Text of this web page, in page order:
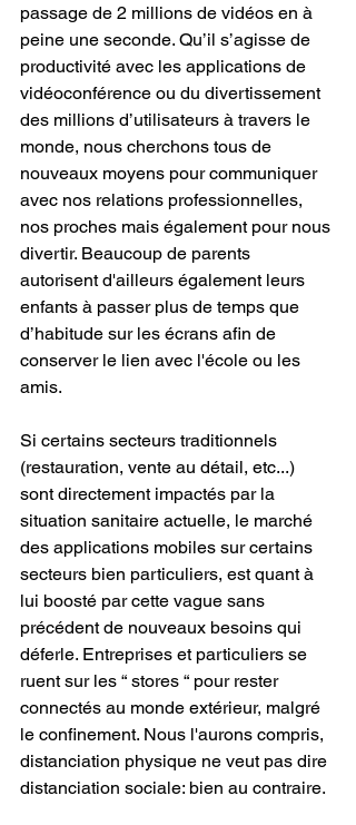
passage de 2 millions de vidéos en à
peine une seconde. Qu’il s’agisse de
productivité avec les applications de
vidéoconférence ou du divertissement
des millions d’utilisateurs à travers le
monde, nous cherchons tous de
nouveaux moyens pour communiquer
avec nos relations professionnelles,
nos proches mais également pour nous
divertir. Beaucoup de parents
autorisent d'ailleurs également leurs
enfants à passer plus de temps que
d’habitude sur les écrans afin de
conserver le lien avec l'école ou les
amis.
Si certains secteurs traditionnels
(restauration, vente au détail, etc...)
sont directement impactés par la
situation sanitaire actuelle, le marché
des applications mobiles sur certains
secteurs bien particuliers, est quant à
lui boosté par cette vague sans
précédent de nouveaux besoins qui
déferle. Entreprises et particuliers se
ruent sur les “ stores “ pour rester
connectés au monde extérieur, malgré
le confinement. Nous l'aurons compris,
distanciation physique ne veut pas dire
distanciation sociale: bien au contraire.